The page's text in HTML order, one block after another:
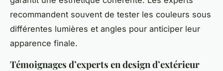
recommandent souvent de tester les couleurs sous
différentes lumières et angles pour anticiper leur
apparence finale.
Témoignages d’experts en design d’extérieur